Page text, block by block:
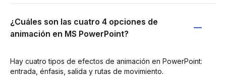
¿Cuáles son las cuatro 4 opciones de
animación en MS PowerPoint?
Hay cuatro tipos de efectos de animación en PowerPoint:
entrada, énfasis, salida y rutas de movimiento.